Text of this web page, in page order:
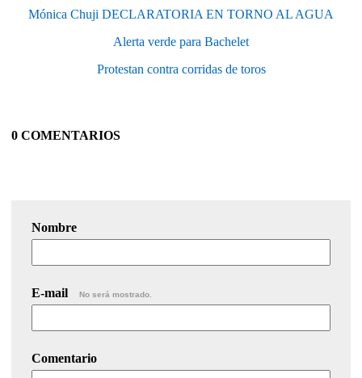
Mónica Chuji DECLARATORIA EN TORNO AL AGUA
Alerta verde para Bachelet
Protestan contra corridas de toros
0 COMENTARIOS
Nombre
E-mail No será mostrado.
Comentario